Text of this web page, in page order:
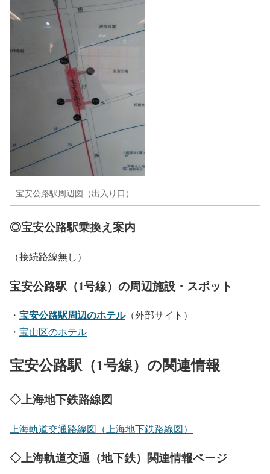
宝安公路駅周辺図（出入り口）
◎宝安公路駅乗換え案内
（接続路線無し）
宝安公路駅（1号線）の周辺施設・スポット
・ 宝安公路駅周辺のホテル（外部サイト）
・ 宝山区のホテル
宝安公路駅（1号線）の関連情報
◇上海地下鉄路線図
上海軌道交通路線図（上海地下鉄路線図）
◇上海軌道交通（地下鉄）関連情報ページ